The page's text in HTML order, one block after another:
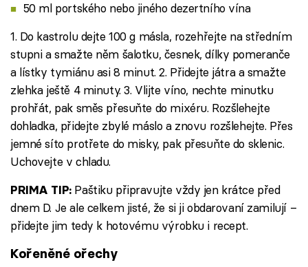
50 ml portského nebo jiného dezertního vína
1. Do kastrolu dejte 100 g másla, rozehřejte na středním
stupni a smažte něm šalotku, česnek, dílky pomeranče
a lístky tymiánu asi 8 minut. 2. Přidejte játra a smažte
zlehka ještě 4 minuty. 3. Vlijte víno, nechte minutku
prohřát, pak směs přesuňte do mixéru. Rozšlehejte
dohladka, přidejte zbylé máslo a znovu rozšlehejte. Přes
jemné síto protřete do misky, pak přesuňte do sklenic.
Uchovejte v chladu.
PRIMA TIP: Paštiku připravujte vždy jen krátce před
dnem D. Je ale celkem jisté, že si ji obdarovaní zamilují –
přidejte jim tedy k hotovému výrobku i recept.
Kořeněné ořechy